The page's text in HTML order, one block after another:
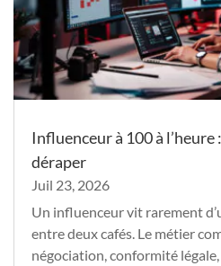
Influenceur à 100 à
déraper
Juil 23, 2026
Un influenceur vit rarement
entre deux cafés. Le métier
négociation, conformité